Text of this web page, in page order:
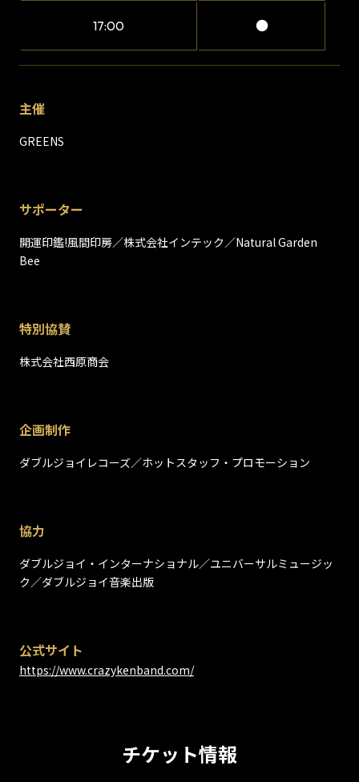
17:00 ●
主催
GREENS
サポーター
開運印鑑!風間印房／株式会社インテック／Natural Garden
Bee
特別協賛
株式会社西原商会
企画制作
ダブルジョイレコーズ／ホットスタッフ・プロモーション
協力
ダブルジョイ・インターナショナル／ユニバーサルミュージッ
ク／ダブルジョイ音楽出版
公式サイト
https://www.crazykenband.com/
チケット情報